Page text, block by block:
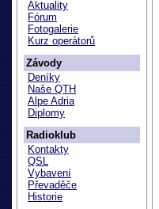
Aktuality
Fórum
Fotogalerie
Kurz operátorů
Závody
Deníky
Naše QTH
Alpe Adria
Diplomy
Radioklub
Kontakty
QSL
Vybavení
Převaděče
Historie